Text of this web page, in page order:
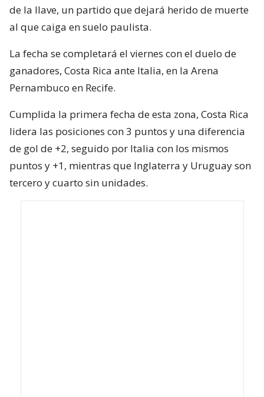
de la llave, un partido que dejará herido de muerte
al que caiga en suelo paulista.
La fecha se completará el viernes con el duelo de
ganadores, Costa Rica ante Italia, en la Arena
Pernambuco en Recife.
Cumplida la primera fecha de esta zona, Costa Rica
lidera las posiciones con 3 puntos y una diferencia
de gol de +2, seguido por Italia con los mismos
puntos y +1, mientras que Inglaterra y Uruguay son
tercero y cuarto sin unidades.